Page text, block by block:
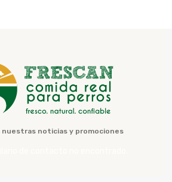
nuestras noticias y promociones